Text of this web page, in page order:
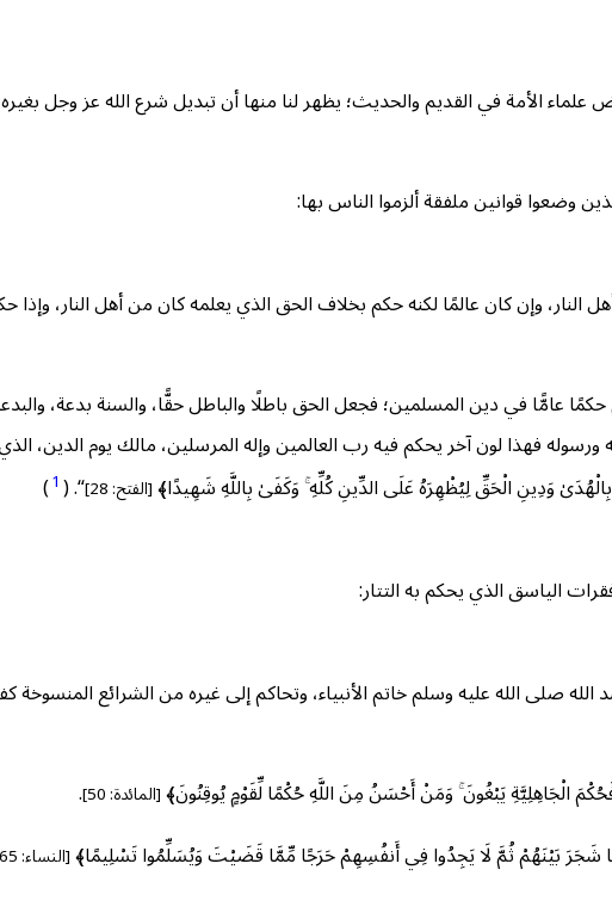
الأمة في القديم والحديث؛ يظهر لنا منها أن تبديل شرع الله عز وجل
وضعوا قوانين ملفقة ألزموا الناس بها:
النار، وإن كان عالمًا لكنه حكم بخلاف الحق الذي يعلمه كان من أهل النار،
عامًّا في دين المسلمين؛ فجعل الحق باطلًا والباطل حقًّا، والسنة بدعة،
ورسوله فهذا لون آخر يحكم فيه رب العالمين وإله المرسلين، مالك يوم الدين،
وَدِينِ الْحَقِّ لِيُظْهِرَهُ عَلَى الدِّينِ كُلِّهِ ۚ وَكَفَىٰ بِاللَّهِ شَهِيدًا﴾[الفتح: 28] “. (
1
)
الياسق الذي يحكم به التتار:
صلى الله عليه وسلم خاتم الأنبياء، وتحاكم إلى غيره من الشرائع المنسوخة
الْجَاهِلِيَّةِ يَبْغُونَ ۚ وَمَنْ أَحْسَنُ مِنَ اللَّهِ حُكْمًا لِّقَوْمٍ يُوقِنُونَ﴾[المائدة: 50]
.
شَجَرَ بَيْنَهُمْ ثُمَّ لَا يَجِدُوا فِي أَنفُسِهِمْ حَرَجًا مِّمَّا قَضَيْتَ وَيُسَلِّمُوا تَسْلِيمًا﴾[النساء: 65]